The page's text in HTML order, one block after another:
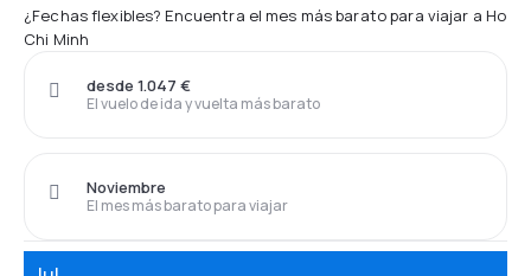
¿Fechas flexibles? Encuentra el mes más barato para viajar a Ho
Chi Minh
El vuelo de ida y vuelta más barato
desde 1.047 €
El mes más barato para viajar
Noviembre